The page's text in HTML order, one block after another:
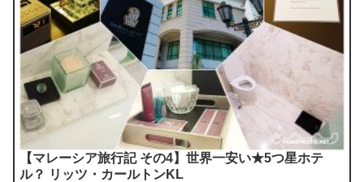
【マレーシア旅行記 その4】世界一安い★5つ星ホテ
ル？ リッツ・カールトンKL